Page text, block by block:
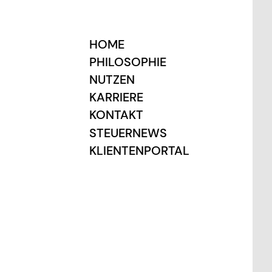
HOME
PHILOSOPHIE
NUTZEN
KARRIERE
KONTAKT
STEUERNEWS
KLIENTENPORTAL